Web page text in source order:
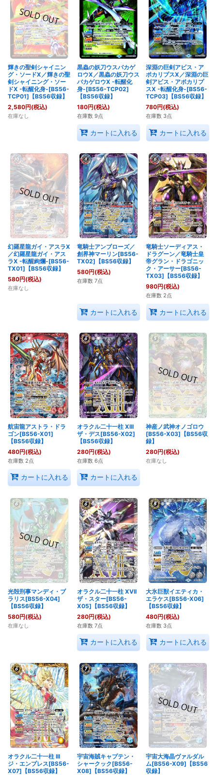
輝きの聖剣シャイニン
グ・ソードX／輝きの聖
剣シャイニング・ソー
ドX -転醒化身-[BS56-
TCP01]【BS56収録】
2,580円(税込)
在庫なし
黒蟲の妖刀ウスバカゲ
ロウX／黒蟲の妖刀ウス
バカゲロウX -転醒化
身-[BS56-TCP02]
【BS56収録】
180円(税込)
在庫数 9点
カートに入れる
深淵の巨剣アビス・ア
ポカリプスX／深淵の巨
剣アビス・アポカリプ
スX -転醒化身-[BS56-
TCP03]【BS56収録】
780円(税込)
在庫数 3点
カートに入れる
幻羅星龍ガイ・アスラX
／幻羅星龍ガイ・アス
ラX -転醒絢爛-[BS56-
TX01]【BS56収録】
580円(税込)
在庫なし
竜騎士アンブローズ／
創界神マーリン[BS56-
TX02]【BS56収録】
580円(税込)
在庫数 7点
カートに入れる
竜騎士ソーディアス・
ドラグーン／竜騎士皇
帝グラン・ドラゴニッ
ク・アーサー[BS56-
TX03]【BS56収録】
980円(税込)
在庫数 2点
カートに入れる
航宙龍アストラ・ドラ
ゴン[BS56-X01]
【BS56収録】
480円(税込)
在庫数 2点
カートに入れる
オラクル二十一柱 XIII
ザ・デス[BS56-X02]
【BS56収録】
280円(税込)
在庫数 6点
カートに入れる
神産ノ武神オノゴロウ
[BS56-X03]【BS56収
録】
280円(税込)
在庫なし
光殻刑事マンディ・ブ
ラリス[BS56-X04]
【BS56収録】
580円(税込)
在庫なし
オラクル二十一柱 XVII
ザ・スター[BS56-
X05]【BS56収録】
280円(税込)
在庫数 7点
カートに入れる
大氷巨獣イエティカ・
エラケス[BS56-X06]
【BS56収録】
480円(税込)
在庫数 3点
カートに入れる
オラクル二十一柱 III
ジ・エンプレス[BS56-
X07]【BS56収録】
宇宙海賊キャプテン・
シャークック[BS56-
X08]【BS56収録】
宇宙大海晶ヴァルダル
ム[BS56-X09]【BS56
収録】